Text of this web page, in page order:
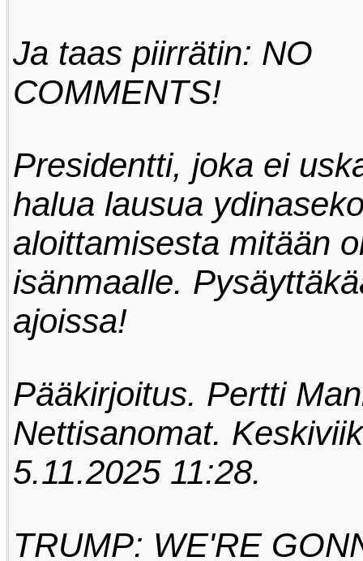
Ja taas piirrätin: NO
COMMENTS!
Presidentti, joka ei
halua lausua
aloittamisesta mitään
isänmaalle.
ajoissa!
Pääkirjoitus. Pertti
Nettisanomat.
5.11.2025 11:28.
TRUMP: WE'RE